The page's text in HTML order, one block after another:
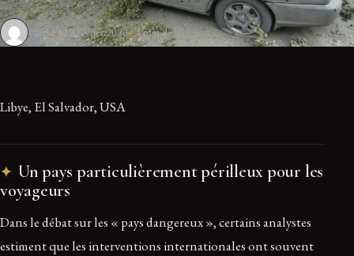
Olivier 18 février 2020 4 min de lecture
Libye, El Salvador, USA
Un pays particulièrement périlleux pour les
voyageurs
Dans le débat sur les « pays dangereux », certains analystes
estiment que les interventions internationales ont souvent